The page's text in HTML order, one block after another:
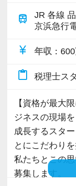
train
JR 各線
京浜急行
currency_yen 年収 ：
content_paste 税理士ス
【資格が最大
ジネスの現場
成⻑するスタ
とにこだわり
私たちとこの
募集します。